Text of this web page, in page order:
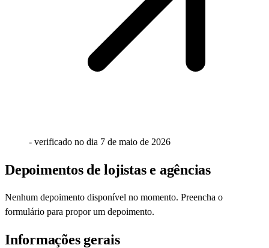
- verificado no dia 7 de maio de 2026
Depoimentos de lojistas e agências
Nenhum depoimento disponível no momento. Preencha o
formulário para propor um depoimento.
Informações gerais